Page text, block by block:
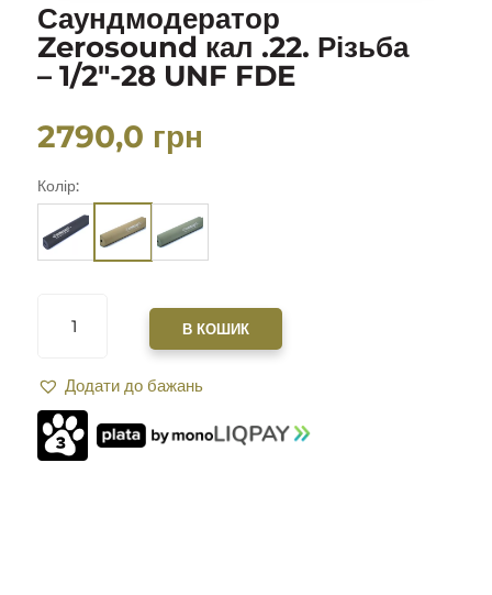
Саундмодератор
Zerosound кал .22. Різьба
– 1/2″-28 UNF FDE
2790,0 грн
Колір:
ZEROSOUND
РІЗЬБА
-
1/2"-28
UNF
В КОШИК
Додати до бажань